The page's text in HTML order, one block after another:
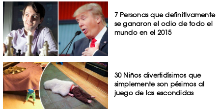
7 Personas que definitivamente
se ganaron el odio de todo el
mundo en el 2015
30 Niños divertidísimos que
simplemente son pésimos al
juego de las escondidas